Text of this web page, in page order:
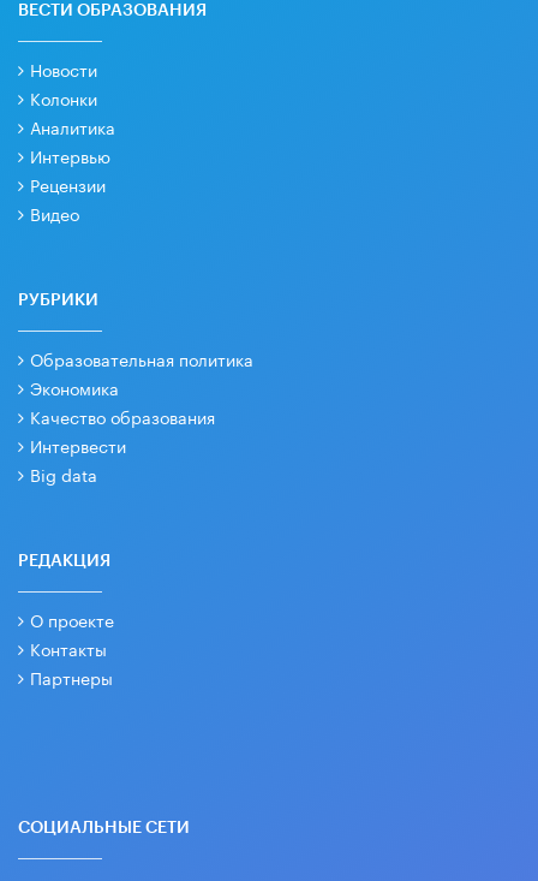
ВЕСТИ ОБРАЗОВАНИЯ
Новости
Колонки
Аналитика
Интервью
Рецензии
Видео
РУБРИКИ
Образовательная политика
Экономика
Качество образования
Интервести
Big data
РЕДАКЦИЯ
О проекте
Контакты
Партнеры
СОЦИАЛЬНЫЕ СЕТИ